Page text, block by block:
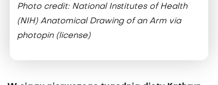
Photo credit: National Institutes of Health
(NIH) Anatomical Drawing of an Arm via
photopin (license)